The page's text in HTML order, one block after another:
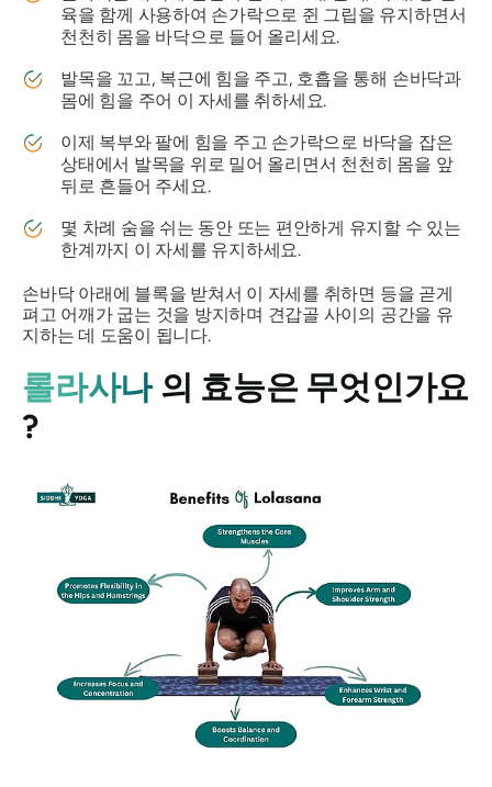
육을 함께 사용하여 손가락으로 쥔 그립을 유지하면서
천천히 몸을 바닥으로 들어 올리세요.
발목을 꼬고, 복근에 힘을 주고, 호흡을 통해 손바닥과
몸에 힘을 주어 이 자세를 취하세요.
이제 복부와 팔에 힘을 주고 손가락으로 바닥을 잡은
상태에서 발목을 위로 밀어 올리면서 천천히 몸을 앞
뒤로 흔들어 주세요.
몇 차례 숨을 쉬는 동안 또는 편안하게 유지할 수 있는
한계까지 이 자세를 유지하세요.
손바닥 아래에 블록을 받쳐서 이 자세를 취하면 등을 곧게
펴고 어깨가 굽는 것을 방지하며 견갑골 사이의 공간을 유
지하는 데 도움이 됩니다.
롤라사나 의 효능은 무엇인가요
?